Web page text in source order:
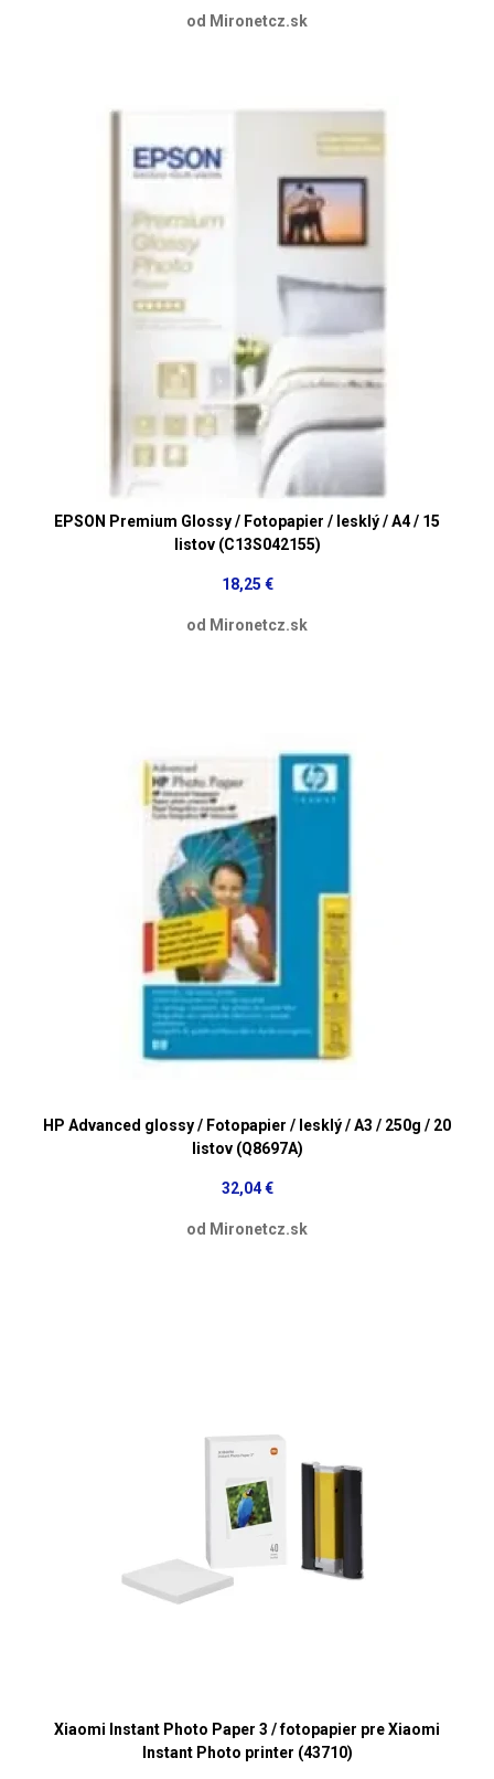
od Mironetcz.sk
EPSON Premium Glossy / Fotopapier / lesklý / A4 / 15
listov (C13S042155)
18,25 €
od Mironetcz.sk
HP Advanced glossy / Fotopapier / lesklý / A3 / 250g / 20
listov (Q8697A)
32,04 €
od Mironetcz.sk
Xiaomi Instant Photo Paper 3 / fotopapier pre Xiaomi
Instant Photo printer (43710)